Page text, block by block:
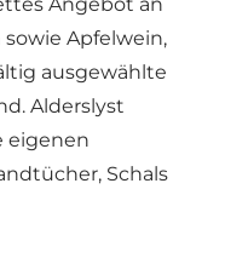
Apfelwein,
ausgewählte
Alderslyst
eigenen
Schals